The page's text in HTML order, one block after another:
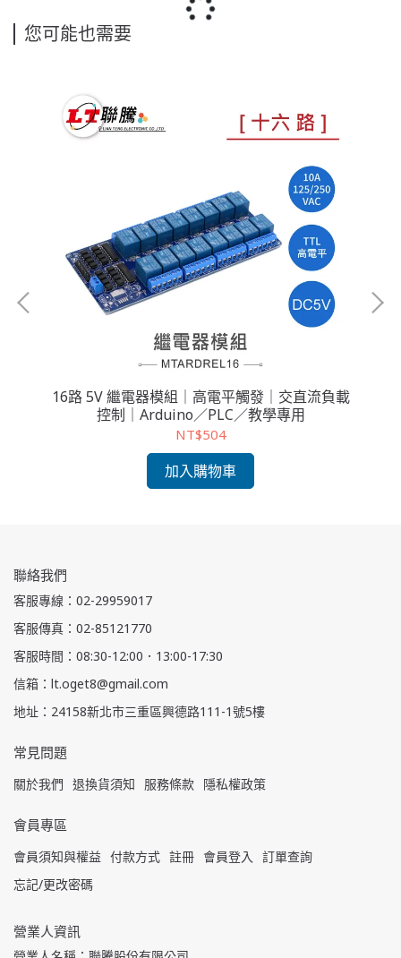
您可能也需要
16路 5V 繼電器模組｜高電平觸發｜交直流負載
控制｜Arduino／PLC／教學專用
NT$504
加入購物車
聯絡我們
客服專線：02-29959017
客服傳真：02-85121770
客服時間：08:30-12:00．13:00-17:30
信箱：lt.oget8@gmail.com
地址：24158新北市三重區興德路111-1號5樓
常見問題
關於我們 退換貨須知 服務條款 隱私權政策
會員專區
會員須知與權益 付款方式 註冊 會員登入
訂單查詢
忘記/更改密碼
營業人資訊